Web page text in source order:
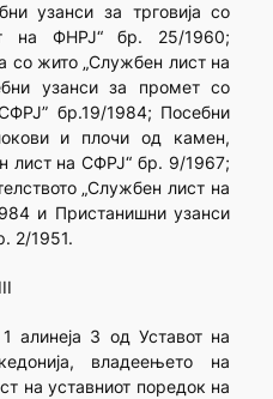
узанси за трговија со
на ФНРЈ“ бр. 25/1960;
со жито „Службен лист на
узанси за промет со
бр.19/1984; Посебни
и плочи од камен,
лист на СФРЈ“ бр. 9/1967;
„Службен лист на
и Пристанишни узанси
2/1951.
III
алинеja 3 од Уставот на
владеењето на
на уставниот поредок на